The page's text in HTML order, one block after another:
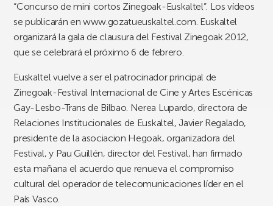
“Concurso de mini cortos Zinegoak-Euskaltel”. Los vídeos
se publicarán en www.gozatueuskaltel.com. Euskaltel
organizará la gala de clausura del Festival Zinegoak 2012,
que se celebrará el próximo 6 de febrero.
Euskaltel vuelve a ser el patrocinador principal de
Zinegoak-Festival Internacional de Cine y Artes Escénicas
Gay-Lesbo-Trans de Bilbao. Nerea Lupardo, directora de
Relaciones Institucionales de Euskaltel, Javier Regalado,
presidente de la asociacion Hegoak, organizadora del
Festival, y Pau Guillén, director del Festival, han firmado
esta mañana el acuerdo que renueva el compromiso
cultural del operador de telecomunicaciones líder en el
País Vasco.